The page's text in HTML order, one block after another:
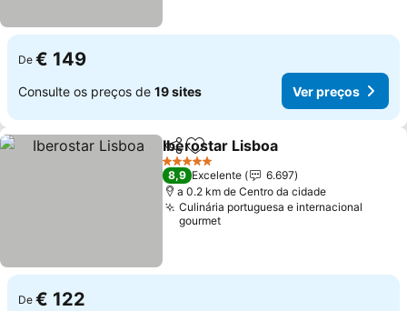
De € 149
Consulte os preços de 19 sites Ver preços
PartilharAdicionar aos favoritos
Iberostar Lisboa
5 Estrelas
8,9 Excelente
6.697
a 0.2 km de Centro da cidade
Culinária portuguesa e internacional
gourmet
De € 122